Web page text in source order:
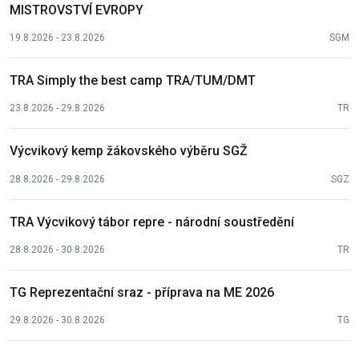
MISTROVSTVÍ EVROPY
19.8.2026 - 23.8.2026 SGM
TRA Simply the best camp TRA/TUM/DMT
23.8.2026 - 29.8.2026 TR
Výcvikový kemp žákovského výběru SGŽ
28.8.2026 - 29.8.2026 SGZ
TRA Výcvikový tábor repre - národní soustředění
28.8.2026 - 30.8.2026 TR
TG Reprezentační sraz - příprava na ME 2026
29.8.2026 - 30.8.2026 TG